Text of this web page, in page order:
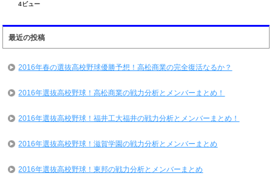
4ビュー
最近の投稿
2016年春の選抜高校野球優勝予想！高松商業の完全復活なるか？
2016年選抜高校野球！高松商業の戦力分析とメンバーまとめ！
2016年選抜高校野球！福井工大福井の戦力分析とメンバーまとめ！
2016年選抜高校野球！滋賀学園の戦力分析とメンバーまとめ
2016年選抜高校野球！東邦の戦力分析とメンバーまとめ